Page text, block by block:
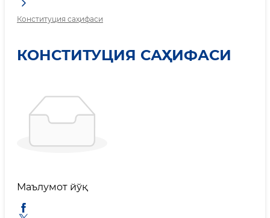
Конституция саҳифаси
КОНСТИТУЦИЯ САҲИФАСИ
Маълумот йўқ